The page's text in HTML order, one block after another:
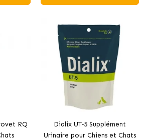
RQ
Dialix UT‑5 Supplément
Urinaire pour Chiens et Chats